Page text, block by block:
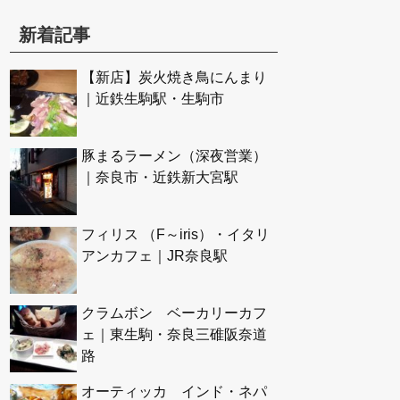
新着記事
【新店】炭火焼き鳥にんまり
｜近鉄生駒駅・生駒市
豚まるラーメン（深夜営業）
｜奈良市・近鉄新大宮駅
フィリス （F～iris）・イタリ
アンカフェ｜JR奈良駅
クラムボン ベーカリーカフ
ェ｜東生駒・奈良三碓阪奈道
路
オーティッカ インド・ネパ